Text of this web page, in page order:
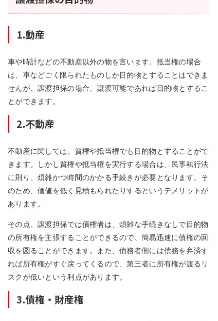
1.動産
車や時計などの不動産以外の物を言います。抵当権の場合
は、車などごく限られたものしか目的物とすることはできま
せんが、譲渡担保の場合、譲渡可能であれば目的物とするこ
とができます。
2.不動産
不動産に関しては、質権や抵当権でも目的物とすることがで
きます。しかし質権や抵当権を実行する場合は、民事執行法
に則り、煩雑かつ時間のかかる手続きが必要となります。そ
のため、価値を低く見積もられたりするというデメリットが
あります。
その点、譲渡担保では債権者は、煩雑な手続きなしで目的物
の所有権を主張することができるので、簡易迅速に債権の回
収を図ることができます。また、債務者側には債務を弁済す
れば所有権がすぐ戻ってくるので、第三者に所有権が渡るリ
スクが低いという利点があります。
3.債権・財産権